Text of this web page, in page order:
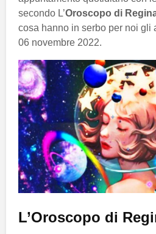
secondo L’Oroscopo di
cosa hanno in serbo per noi gli
06 novembre 2022.
L’Oroscopo di